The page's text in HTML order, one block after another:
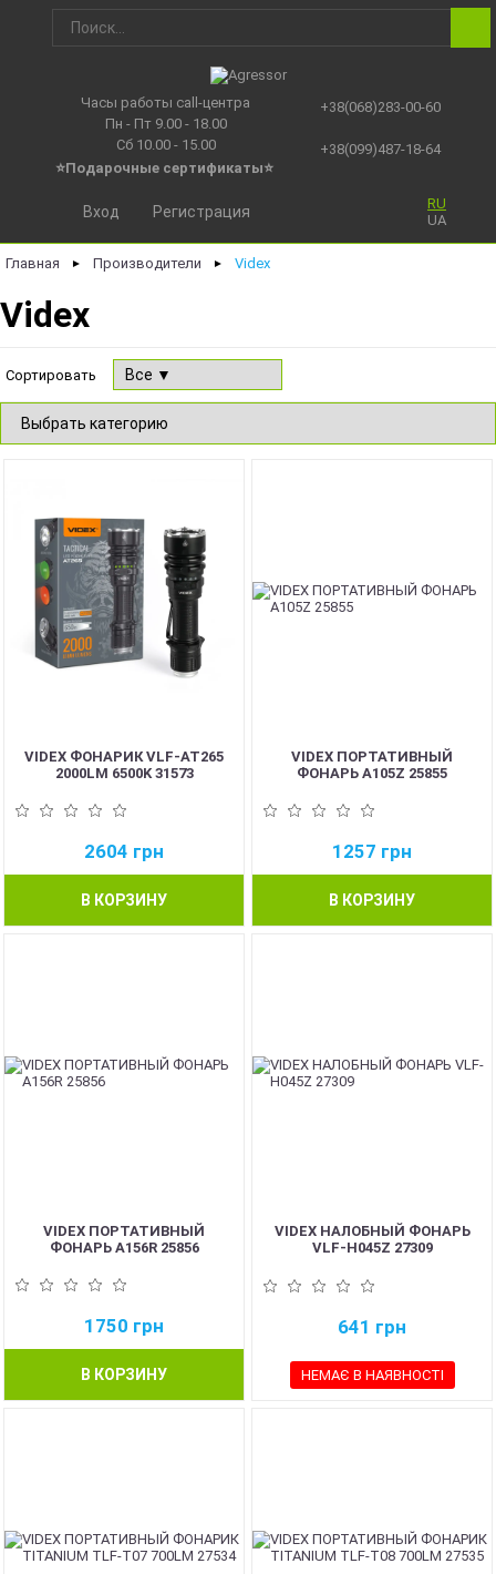
Часы работы call-центра
Пн - Пт 9.00 - 18.00
Сб 10.00 - 15.00
⭐Подарочные сертификаты⭐
+38(068)283-00-60
+38(099)487-18-64
RU
UA
Вход Регистрация
Главная ► Производители ► Videx
Videx
Сортировать
VIDEX ФОНАРИК VLF-AT265
2000LM 6500K 31573
2604 грн
В КОРЗИНУ
VIDEX ПОРТАТИВНЫЙ
ФОНАРЬ A105Z 25855
1257 грн
В КОРЗИНУ
VIDEX ПОРТАТИВНЫЙ
ФОНАРЬ A156R 25856
1750 грн
В КОРЗИНУ
VIDEX НАЛОБНЫЙ ФОНАРЬ
VLF-H045Z 27309
641 грн
НЕМАЄ В НАЯВНОСТІ